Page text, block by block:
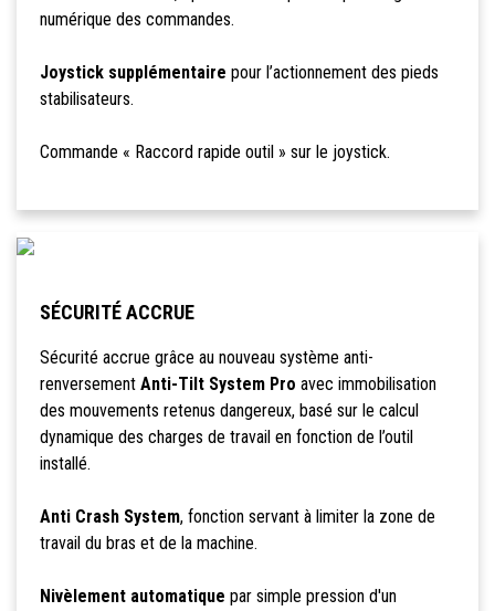
numérique des commandes.
Joystick supplémentaire pour l’actionnement des pieds
stabilisateurs.
Commande « Raccord rapide outil » sur le joystick.
SÉCURITÉ ACCRUE
Sécurité accrue grâce au nouveau système anti-
renversement Anti-Tilt System Pro avec immobilisation
des mouvements retenus dangereux, basé sur le calcul
dynamique des charges de travail en fonction de l’outil
installé.
Anti Crash System, fonction servant à limiter la zone de
travail du bras et de la machine.
Nivèlement automatique par simple pression d'un